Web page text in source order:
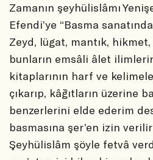
Zamanın şeyhülislâmı
Efendi’ye “Basma
Zeyd, lügat, mantık,
bunların emsâli âlet
kitaplarının harf ve
çıkarıp, kâğıtların üzerine
benzerlerini elde ederim
basmasına şer’en izin
Şeyhülislâm şöyle fetvâ